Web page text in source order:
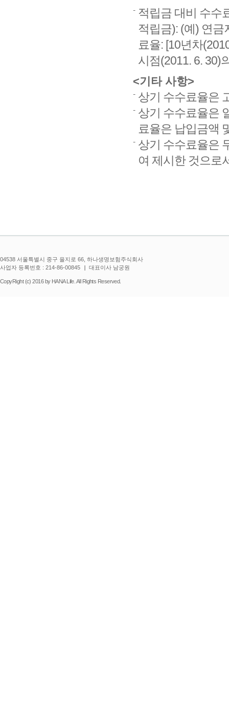
적립금 대비 수수
적립금): (예) 연금
료율: [10년차
시점(2011. 6. 30)
<기타 사항>
상기 수수료율은
상기 수수료율은
료율은 납입금액
상기 수수료율은
여 제시한 것으로
04538 서울특별시 중구 을지로 66, 하나생명보험주식회사
사업자 등록번호 : 214-86-00845
대표이사 남궁원
CopyRight (c) 2016 by HANA Life. All Rights Reserved.